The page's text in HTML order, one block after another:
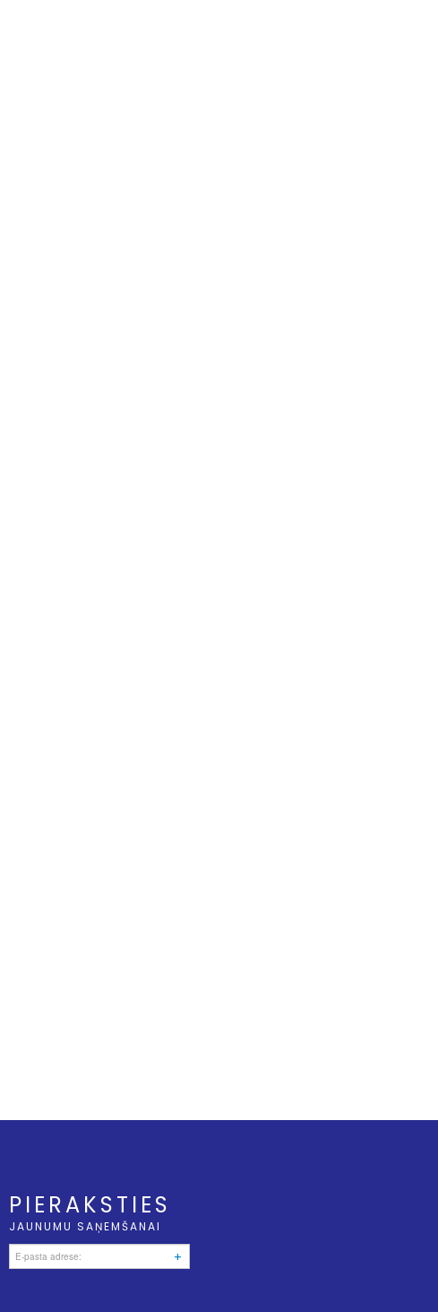
PIERAKSTIES
JAUNUMU SAŅEMŠANAI
+